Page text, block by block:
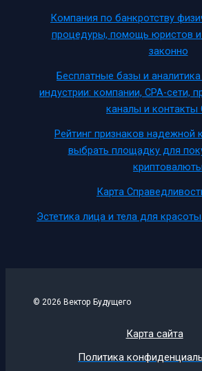
Компания по банкротству
процедуры, помощь юристов и
законно
Бесплатные базы и
индустрии: компании, CPA-сети,
каналы и контакты
Рейтинг признаков надежной
выбрать площадку для
криптовалюты
Карта
Эстетика лица и тела для
© 2026 Вектор Будущего
Карта сайта
Политика